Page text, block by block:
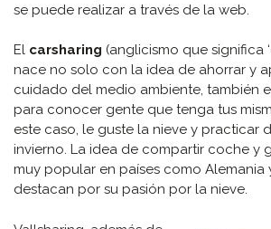
se puede realizar a través de la web.
El carsharing (anglicismo que significa
nace no solo con la idea de ahorrar y
cuidado del medio ambiente, también
para conocer gente que tenga tus
este caso, le guste la nieve y practicar
invierno. La idea de compartir coche y
muy popular en países como Alemania
destacan por su pasión por la nieve.